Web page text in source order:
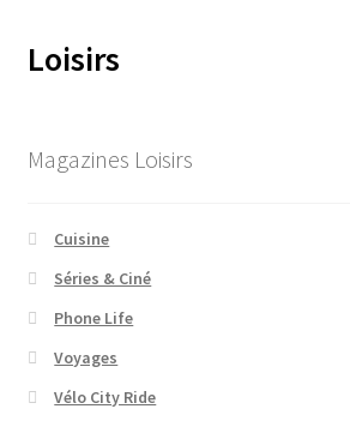
Loisirs
Magazines Loisirs
Cuisine
Séries & Ciné
Phone Life
Voyages
Vélo City Ride